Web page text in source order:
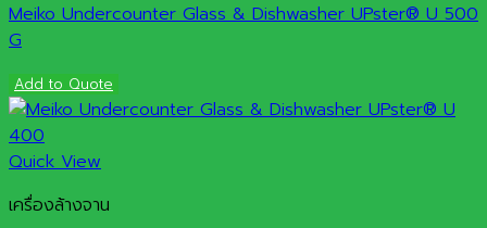
Meiko Undercounter Glass & Dishwasher UPster® U 500
G
Add to Quote
Quick View
เครื่องล้างจาน